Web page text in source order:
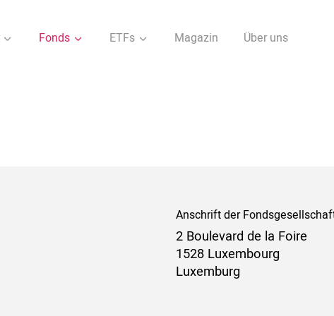
Fonds ETFs Magazin Über uns
Anschrift der
2 Boulevard de la Foire
1528 Luxembourg
Luxemburg